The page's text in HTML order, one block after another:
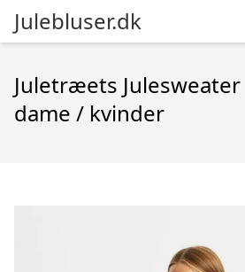
Julebluser.dk
Juletræets Julesweater
dame / kvinder